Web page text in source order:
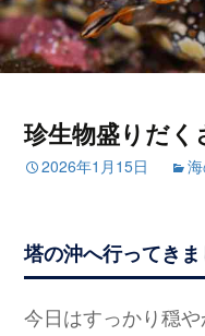
珍生物盛りだく
2026年1月15日
塔の沖へ行ってきま
今日はすっかり穏